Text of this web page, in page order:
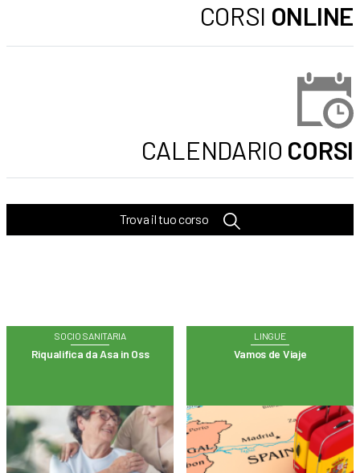
CORSI ONLINE
CALENDARIO CORSI
Trova il tuo corso
SOCIO SANITARIA
Riqualifica da Asa in Oss
LINGUE
Vamos de Viaje